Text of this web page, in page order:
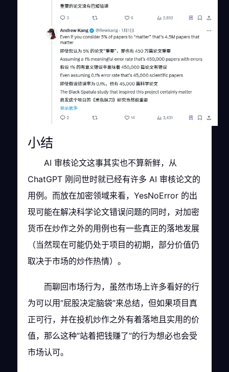
小结
AI 审核论文这事其实也不算新鲜，从
ChatGPT 刚问世时就已经有许多 AI 审核论文的
用例。而放在加密领域来看，YesNoError 的出
现可能在解决科学论文错误问题的同时，对加密
货币在炒作之外的用例也有一些真正的落地发展
（当然现在可能仍处于项目的初期，部分价值仍
取决于市场的炒作热情）。
而聊回市场行为，虽然市场上许多看好的行
为可以用“屁股决定脑袋”来总结，但如果项目真
正可行，并在投机炒作之外有着落地且实用的价
值，那么这种“站着把钱赚了”的行为想必也会受
市场认可。